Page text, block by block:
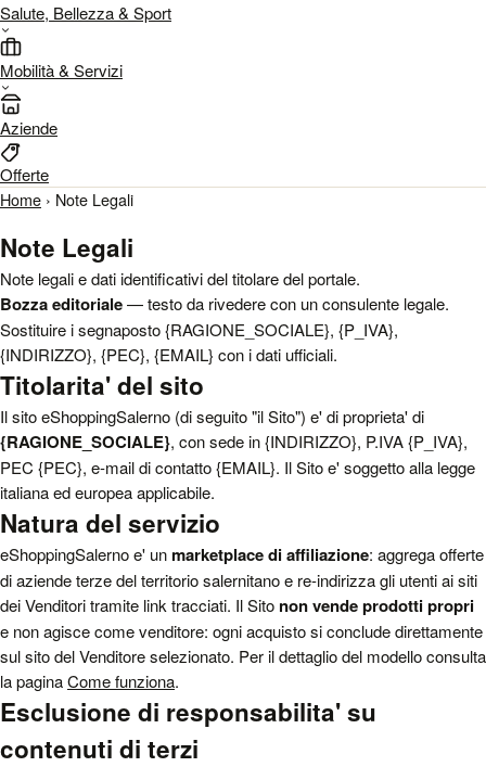
Salute, Bellezza & Sport
Mobilità & Servizi
Aziende
Offerte
Home › Note Legali
Note Legali
Note legali e dati identificativi del titolare del portale.
Bozza editoriale— testo da rivedere con un consulente legale.
Sostituire i segnaposto {RAGIONE_SOCIALE}, {P_IVA},
{INDIRIZZO}, {PEC}, {EMAIL} con i dati ufficiali.
Titolarita' del sito
Il sito eShoppingSalerno (di seguito "il Sito") e' di proprieta' di
{RAGIONE_SOCIALE}, con sede in {INDIRIZZO}, P.IVA {P_IVA},
PEC {PEC}, e-mail di contatto {EMAIL}. Il Sito e' soggetto alla legge
italiana ed europea applicabile.
Natura del servizio
eShoppingSalerno e' unmarketplace di affiliazione: aggrega offerte
di aziende terze del territorio salernitano e re-indirizza gli utenti ai siti
dei Venditori tramite link tracciati. Il Sito non vende prodotti propri
e non agisce come venditore: ogni acquisto si conclude direttamente
sul sito del Venditore selezionato. Per il dettaglio del modello consulta
la paginaCome funziona.
Esclusione di responsabilita' su
contenuti di terzi